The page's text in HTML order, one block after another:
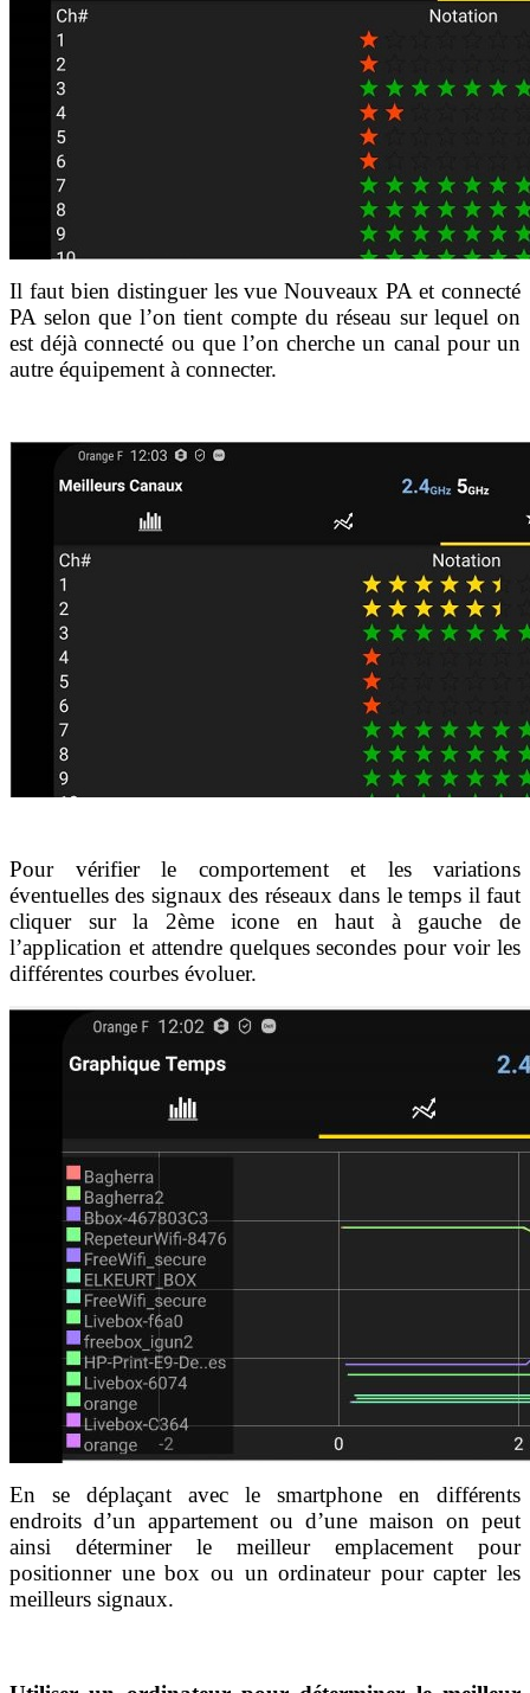
Il faut bien distinguer les vue Nouveaux PA et connecté
PA selon que l’on tient compte du réseau sur lequel on
est déjà connecté ou que l’on cherche un canal pour un
autre équipement à connecter.
Pour vérifier le comportement et les variations
éventuelles des signaux des réseaux dans le temps il faut
cliquer sur la 2ème icone en haut à gauche de
l’application et attendre quelques secondes pour voir les
différentes courbes évoluer.
En se déplaçant avec le smartphone en différents
endroits d’un appartement ou d’une maison on peut
ainsi déterminer le meilleur emplacement pour
positionner une box ou un ordinateur pour capter les
meilleurs signaux.